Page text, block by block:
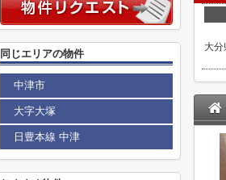
大分
同じエリアの物件
中津市
大字大塚
日豊本線 中津